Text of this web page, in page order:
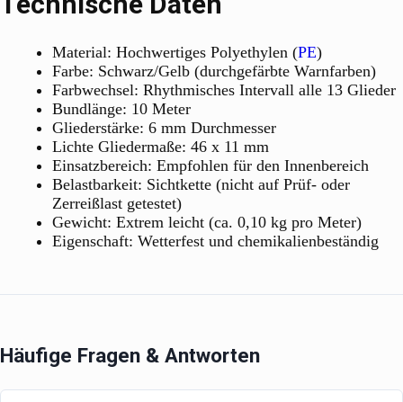
Material: Hochwertiges Polyethylen (PE)
Farbe: Schwarz/Gelb (durchgefärbte Warnfarben)
Farbwechsel: Rhythmisches Intervall alle 13 Glieder
Bundlänge: 10 Meter
Gliederstärke: 6 mm Durchmesser
Lichte Gliedermaße: 46 x 11 mm
Einsatzbereich: Empfohlen für den Innenbereich
Belastbarkeit: Sichtkette (nicht auf Prüf- oder
Zerreißlast getestet)
Gewicht: Extrem leicht (ca. 0,10 kg pro Meter)
Eigenschaft: Wetterfest und chemikalienbeständig
Häufige Fragen & Antworten